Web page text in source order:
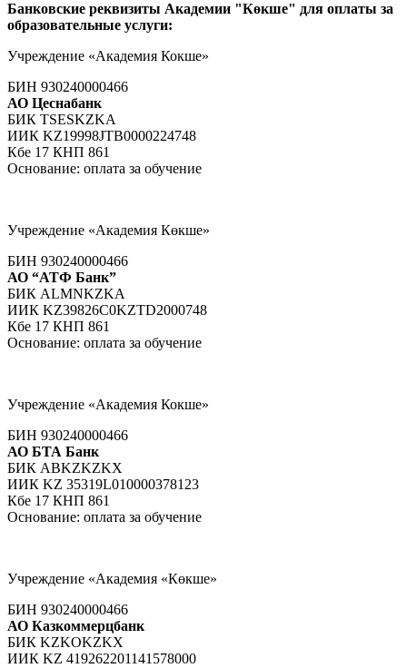
Банковские реквизиты Академии "Көкше" для оплаты за
образовательные услуги:
Учреждение «Академия Кокше»
БИН 930240000466
АО Цеснабанк
БИК TSESKZKA
ИИК KZ19998JTB0000224748
Кбе 17 КНП 861
Основание: оплата за обучение
Учреждение «Академия Көкше»
БИН 930240000466
АО “АТФ Банк”
БИК ALMNKZKA
ИИК KZ39826C0KZTD2000748
Кбе 17 КНП 861
Основание: оплата за обучение
Учреждение «Академия Кокше»
БИН 930240000466
АО БТА Банк
БИК АВKZKZKX
ИИК KZ 35319L010000378123
Кбе 17 КНП 861
Основание: оплата за обучение
Учреждение «Академия «Көкше»
БИН 930240000466
АО Казкоммерцбанк
БИК KZKOKZKX
ИИК KZ 419262201141578000